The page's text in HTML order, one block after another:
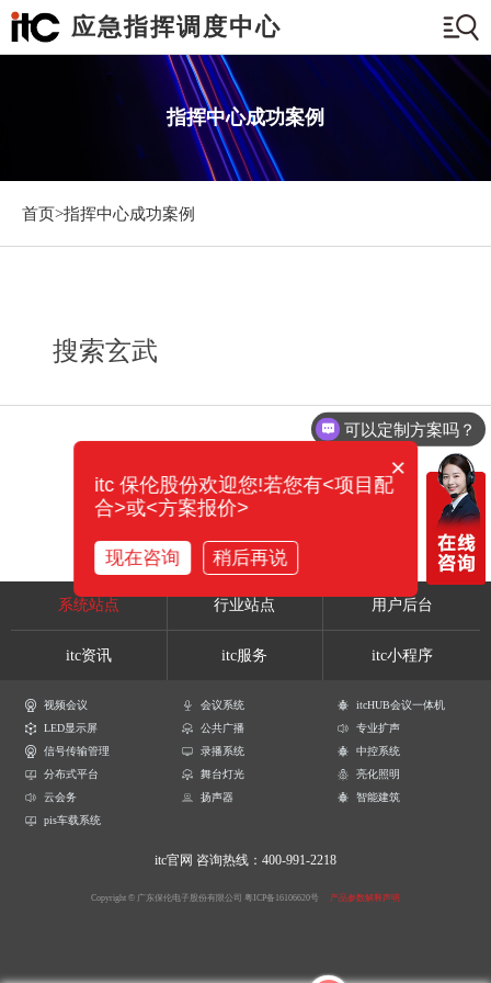
应急指挥调度中心
指挥中心成功案例
首页>指挥中心成功案例
搜索玄武
系统站点 行业站点 用户后台
itc资讯 itc服务 itc小程序
视频会议 会议系统
itcHUB会议一体机
LED显示屏
公共广播
专业扩声
信号传输管理
录播系统
中控系统
分布式平台
舞台灯光
亮化照明
云会务
扬声器
智能建筑
pis车载系统
itc官网 咨询热线：400-991-2218
Copyright © 广东保伦电子股份有限公司 粤ICP备16106620号 产品参数解释声明
可以定制方案吗？
×
itc 保伦股份欢迎您!若您有<项目配
合>或<方案报价>
现在咨询 稍后再说